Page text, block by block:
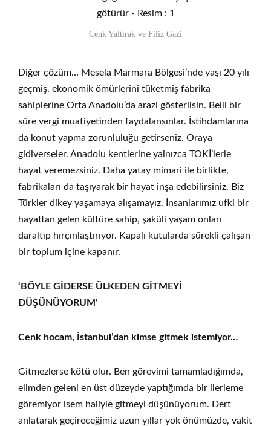
Cenk Yaltırak ve Filiz Gazi
Diğer çözüm… Mesela Marmara Bölgesi’nde yaşı 20 yılı
geçmiş, ekonomik ömürlerini tüketmiş fabrika
sahiplerine Orta Anadolu’da arazi gösterilsin. Belli bir
süre vergi muafiyetinden faydalansınlar. İstihdamlarına
da konut yapma zorunluluğu getirseniz. Oraya
gidiverseler. Anadolu kentlerine yalnızca TOKİ’lerle
hayat veremezsiniz. Daha yatay mimari ile birlikte,
fabrikaları da taşıyarak bir hayat inşa edebilirsiniz. Biz
Türkler dikey yaşamaya alışamayız. İnsanlarımız ufki bir
hayattan gelen kültüre sahip, şaküli yaşam onları
daraltıp hırçınlaştırıyor. Kapalı kutularda sürekli çalışan
bir toplum içine kapanır.
‘BÖYLE GİDERSE ÜLKEDEN GİTMEYİ
DÜŞÜNÜYORUM’
Cenk hocam, İstanbul’dan kimse gitmek istemiyor…
Gitmezlerse kötü olur. Ben görevimi tamamladığımda,
elimden geleni en üst düzeyde yaptığımda bir ilerleme
göremiyor isem haliyle gitmeyi düşünüyorum. Dert
anlatarak geçireceğimiz uzun yıllar yok önümüzde, vakit